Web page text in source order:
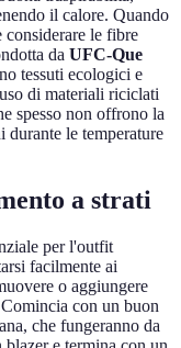
il calore. Quando
considerare le fibre
da UFC-Que
tessuti ecologici e
di materiali riciclati
spesso non offrono la
durante le temperature
a strati
per l'outfit
facilmente ai
o aggiungere
con un buon
che fungeranno da